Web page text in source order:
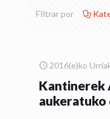
FIltrar por
2016(e)ko
Kantinerek
aukeratuko